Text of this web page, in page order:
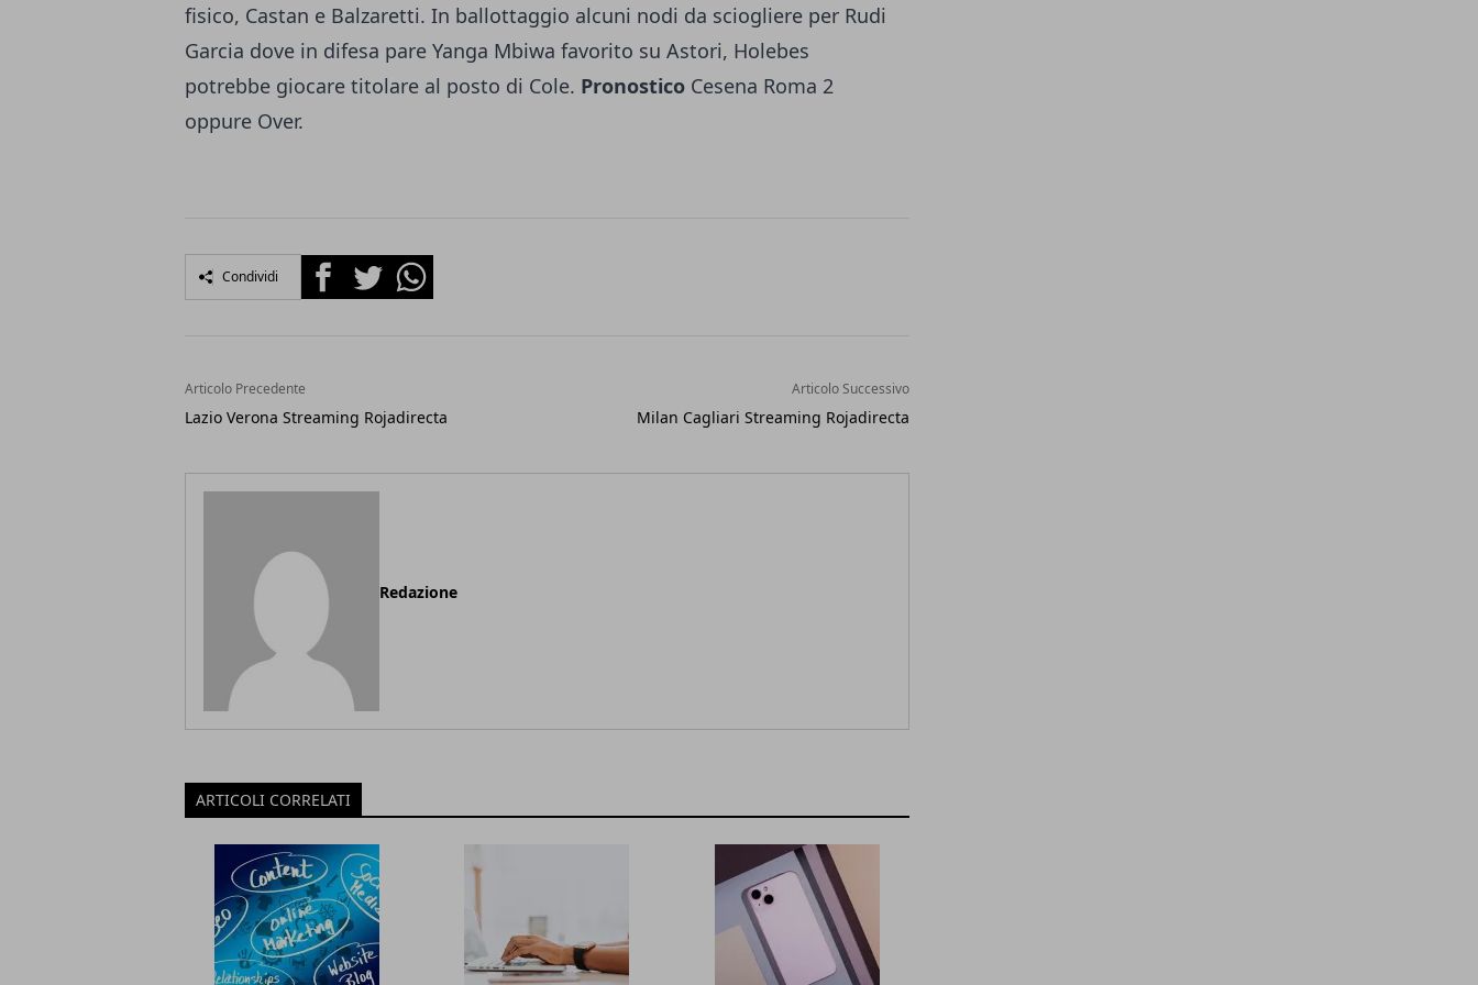
fisico, Castan e Balzaretti. In ballottaggio alcuni nodi da sciogliere per Rudi
Garcia dove in difesa pare Yanga Mbiwa favorito su Astori, Holebes
potrebbe giocare titolare al posto di Cole. Pronostico Cesena Roma 2
oppure Over.
Condividi FacebookTwitterWhatsapp
Articolo Precedente
Lazio Verona Streaming Rojadirecta
Articolo Successivo
Milan Cagliari Streaming Rojadirecta
Redazione
ARTICOLI CORRELATI